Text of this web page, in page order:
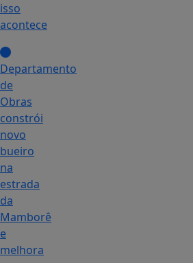
isso
acontece
Departamento
de
Obras
constrói
novo
bueiro
na
estrada
da
Mamborê
e
melhora